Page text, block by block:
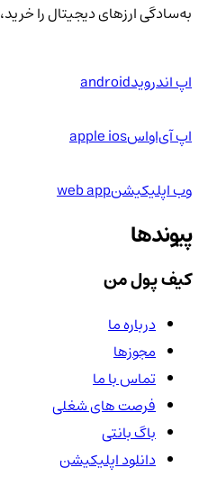
به‌سادگی ارزهای دیجیتال را
اپ اندرویدandroid
اپ آی‌او‌اسapple ios
وب اپلیکیشنweb app
پیوندها
کیف پول من
درباره ما
مجوزها
تماس با ما
فرصت های شغلی
باگ بانتی
دانلود اپلیکیشن